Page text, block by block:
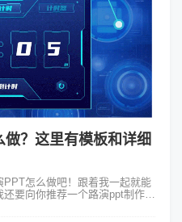
？这里有模板和详细
怎么做吧！跟着我一起就能
要向你推荐一个路演ppt制作神